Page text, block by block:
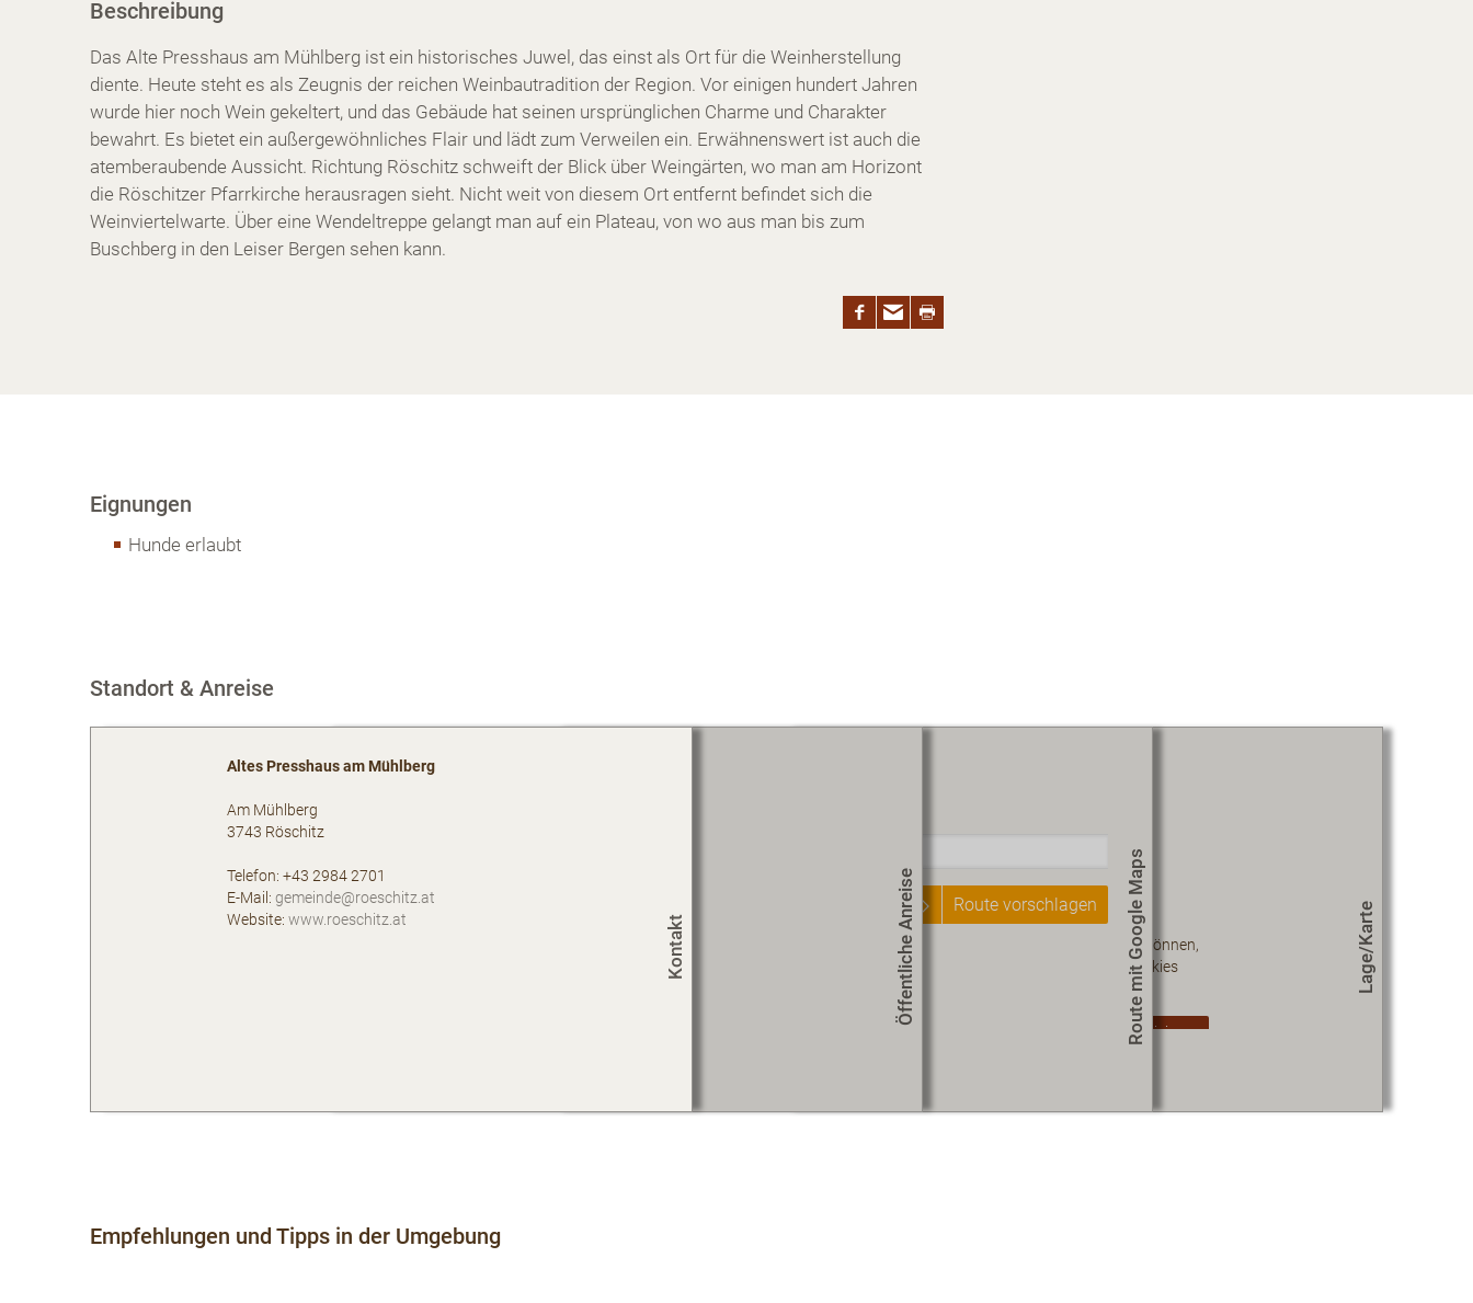
Beschreibung
Das Alte Presshaus am Mühlberg ist ein historisches Juwel, das einst als Ort für die Weinherstellung
diente. Heute steht es als Zeugnis der reichen Weinbautradition der Region. Vor einigen hundert Jahren
wurde hier noch Wein gekeltert, und das Gebäude hat seinen ursprünglichen Charme und Charakter
bewahrt. Es bietet ein außergewöhnliches Flair und lädt zum Verweilen ein. Erwähnenswert ist auch die
atemberaubende Aussicht. Richtung Röschitz schweift der Blick über Weingärten, wo man am Horizont
die Röschitzer Pfarrkirche herausragen sieht. Nicht weit von diesem Ort entfernt befindet sich die
Weinviertelwarte. Über eine Wendeltreppe gelangt man auf ein Plateau, von wo aus man bis zum
Buschberg in den Leiser Bergen sehen kann.
Eignungen
Hunde erlaubt
Standort & Anreise
Kontakt
Altes Presshaus am Mühlberg
Am Mühlberg
3743 Röschitz
Telefon: +43 2984 2701
E-Mail: gemeinde@roeschitz.at
Website: www.roeschitz.at Öffentliche Anreise Route mit Google Maps
Route vorschlagen Lage/Karte
Um diesen Inhalt sehen zu können,
müssen Sie unseren Cookies
Cookie-Einstellungen aktualisieren
Empfehlungen und Tipps in der Umgebung